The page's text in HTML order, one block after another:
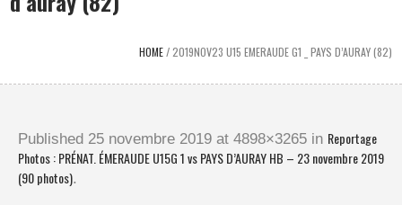
HOME/2019NOV23 U15 EMERAUDE G1 _ PAYS D’AURAY (82)
Published 25 novembre 2019 at 4898×3265 in Reportage
Photos : PRÉNAT. ÉMERAUDE U15G 1 vs PAYS D’AURAY HB – 23 novembre 2019
(90 photos).